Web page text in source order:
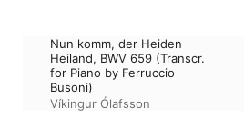
Nun komm, der Heiden
Heiland, BWV 659 (Transcr.
for Piano by Ferruccio
Busoni)
Víkingur Ólafsson